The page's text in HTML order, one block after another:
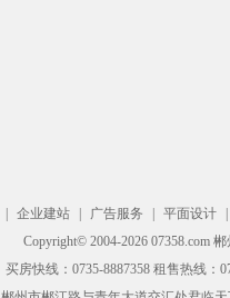
企业建站 广告服务 平面设计
Copyright© 2004-2026 07358.com
买房快线：0735-8887358 租售热线：